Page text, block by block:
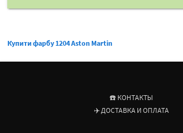
Купити фарбу 1204 Aston Martin
☎️ КОНТАКТЫ
✈️ ДОСТАВКА И ОПЛАТА